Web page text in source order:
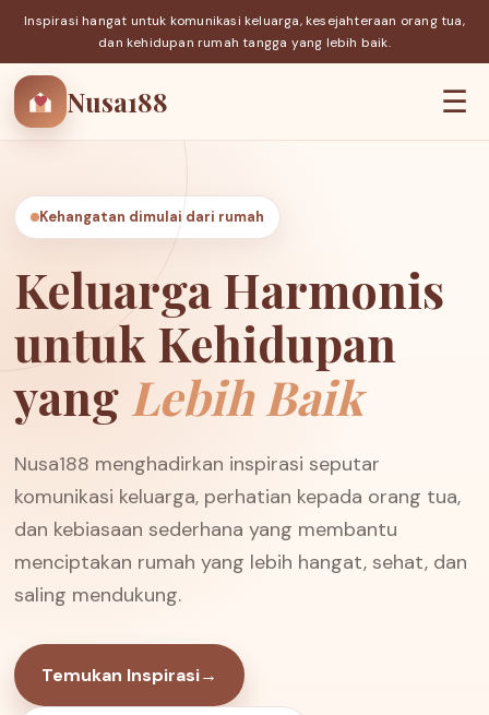
Inspirasi hangat untuk komunikasi keluarga, kesejahteraan orang tua,
dan kehidupan rumah tangga yang lebih baik.
Nusa188 ☰
Kehangatan dimulai dari rumah
Keluarga Harmonis
untuk Kehidupan
yang Lebih Baik
Nusa188 menghadirkan inspirasi seputar
komunikasi keluarga, perhatian kepada orang tua,
dan kebiasaan sederhana yang membantu
menciptakan rumah yang lebih hangat, sehat, dan
saling mendukung.
Temukan Inspirasi→